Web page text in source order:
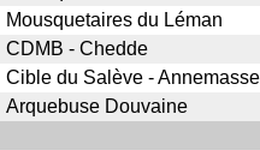
Mousquetaires du Léman
CDMB - Chedde
Cible du Salève - Annemasse
Arquebuse Douvaine